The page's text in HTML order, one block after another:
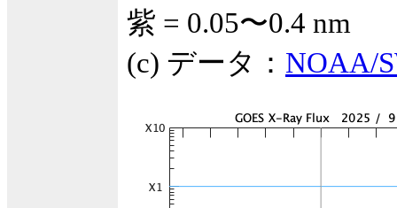
紫 = 0.05〜0.4 nm
(c) データ： NOAA/